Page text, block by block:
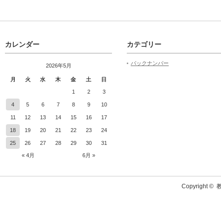
カレンダー
2026年5月
月 火 水 木 金 土 日
« 4月 6月 »
1 2 3
4 5 6 7 8 9 10
11 12 13 14 15 16 17
18 19 20 21 22 23 24
25 26 27 28 29 30 31
カテゴリー
バックナンバー
Copyright ©